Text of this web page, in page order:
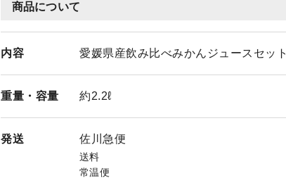
商品について
内容 愛媛県産飲み比べみかんジュースセット
重量・ 容量 約2.2ℓ
発送 佐川急便
送料
常温便